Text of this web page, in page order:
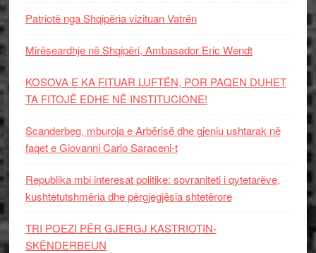
Patriotë nga Shqipëria vizituan Vatrën
Mirëseardhje në Shqipëri, Ambasador Eric Wendt
KOSOVA E KA FITUAR LUFTËN, POR PAQEN DUHET
TA FITOJË EDHE NË INSTITUCIONE!
Scanderbeg, mburoja e Arbërisë dhe gjeniu ushtarak në
faqet e Giovanni Carlo Saraceni-t
Republika mbi interesat politike: sovraniteti i qytetarëve,
kushtetutshmëria dhe përgjegjësia shtetërore
TRI POEZI PËR GJERGJ KASTRIOTIN-
SKËNDERBEUN